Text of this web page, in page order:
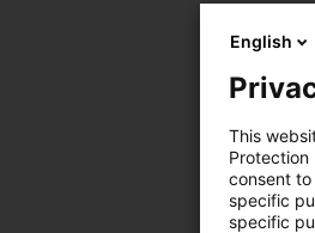
English
This
Protection
consent
specific
specific